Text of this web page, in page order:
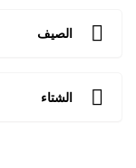
الصيف
الشتاء